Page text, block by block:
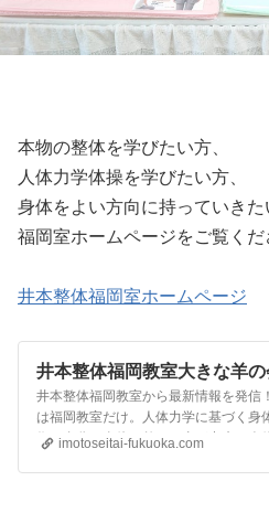
本物の整体を学びたい方、
人体力学体操を学びたい方、
身体をよい方向に持っていきた
福岡室ホームページをご覧くだ
井本整体福岡室ホームページ
井本整体福岡教室大きな羊
園駅よりすぐ)
井本整体福岡教室から最新情報を発信
は福岡教室だけ。人体力学に基づく身
術、自分で身体を整える事が出来る人
imotoseitai-fukuoka.com